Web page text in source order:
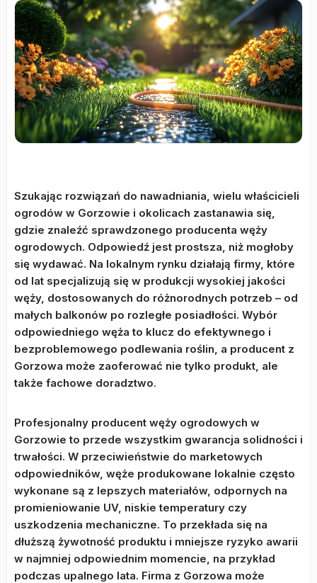
Szukając rozwiązań do nawadniania, wielu właścicieli
ogrodów w Gorzowie i okolicach zastanawia się,
gdzie znaleźć sprawdzonego producenta węży
ogrodowych. Odpowiedź jest prostsza, niż mogłoby
się wydawać. Na lokalnym rynku działają firmy, które
od lat specjalizują się w produkcji wysokiej jakości
węży, dostosowanych do różnorodnych potrzeb – od
małych balkonów po rozległe posiadłości. Wybór
odpowiedniego węża to klucz do efektywnego i
bezproblemowego podlewania roślin, a producent z
Gorzowa może zaoferować nie tylko produkt, ale
także fachowe doradztwo.
Profesjonalny producent węży ogrodowych w
Gorzowie to przede wszystkim gwarancja solidności i
trwałości. W przeciwieństwie do marketowych
odpowiedników, węże produkowane lokalnie często
wykonane są z lepszych materiałów, odpornych na
promieniowanie UV, niskie temperatury czy
uszkodzenia mechaniczne. To przekłada się na
dłuższą żywotność produktu i mniejsze ryzyko awarii
w najmniej odpowiednim momencie, na przykład
podczas upalnego lata. Firma z Gorzowa może